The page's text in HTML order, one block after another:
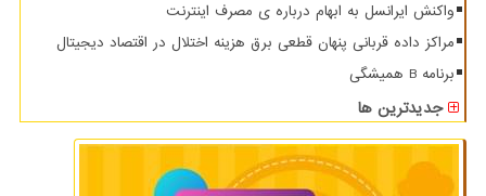
واکنش ایرانسل به ابهام درباره ی مصرف اینترنت
مراکز داده قربانی پنهان قطعی برق هزینه اختلال در اقتصاد دیجیتال
برنامه B همیشگی
جدیدترین ها